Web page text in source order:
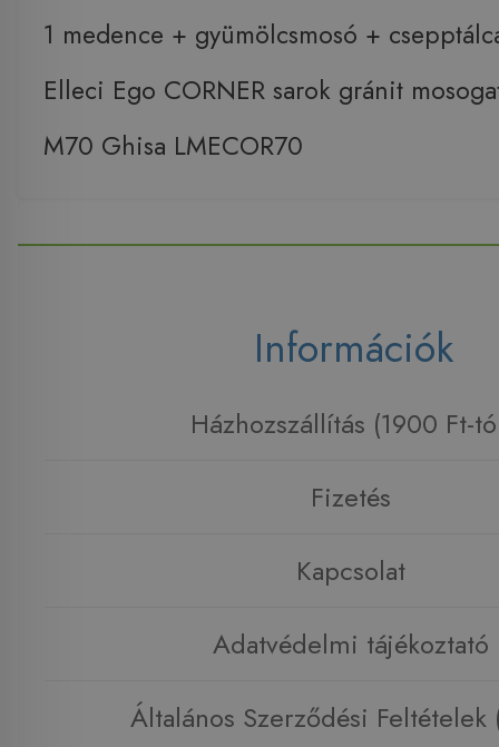
1 medence + gyümölcsmosó +
Elleci Ego CORNER sarok gránit
M70 Ghisa LMECOR70
Információk
Házhozszállítás (1900 Ft-
Fizetés
Kapcsolat
Adatvédelmi tájékoztató
Általános Szerződési Feltételek